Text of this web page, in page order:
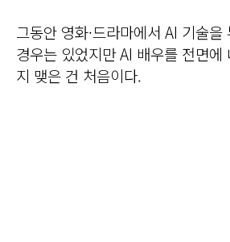
그동안 영화·드라마에서 AI 기술
경우는 있었지만 AI 배우를 전면에
지 맺은 건 처음이다.